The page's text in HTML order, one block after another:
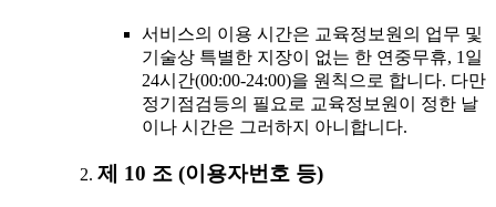
서비스의 이용 시간은 교육정보원의 업무 및
기술상 특별한 지장이 없는 한 연중무휴, 1일
24시간(00:00-24:00)을 원칙으로 합니다. 다만
정기점검등의 필요로 교육정보원이 정한 날
이나 시간은 그러하지 아니합니다.
제 10 조 (이용자번호 등)